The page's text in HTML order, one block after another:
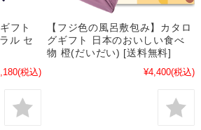
フト
ル セ
(税込)
【フジ色の風呂敷包み】カタロ
グギフト 日本のおいしい食べ
物 橙(だいだい) [送料無料]
¥4,400(税込)